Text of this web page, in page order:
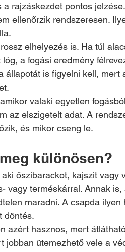
a rajzáskezdet pontos
ellenőrzik rendszeresen.
elhelyezés is. Ha túl
a fogási eredmény
állapotát is figyelni kell,
valaki egyetlen
az elszigetelt adat. A
és mikor cseng le.
különösen?
őszibarackot, kajszit vagy
vagy terméskárral. Annak
maradni. A csapda
döntés.
azért hasznos, mert
jobban ütemezhető vele a